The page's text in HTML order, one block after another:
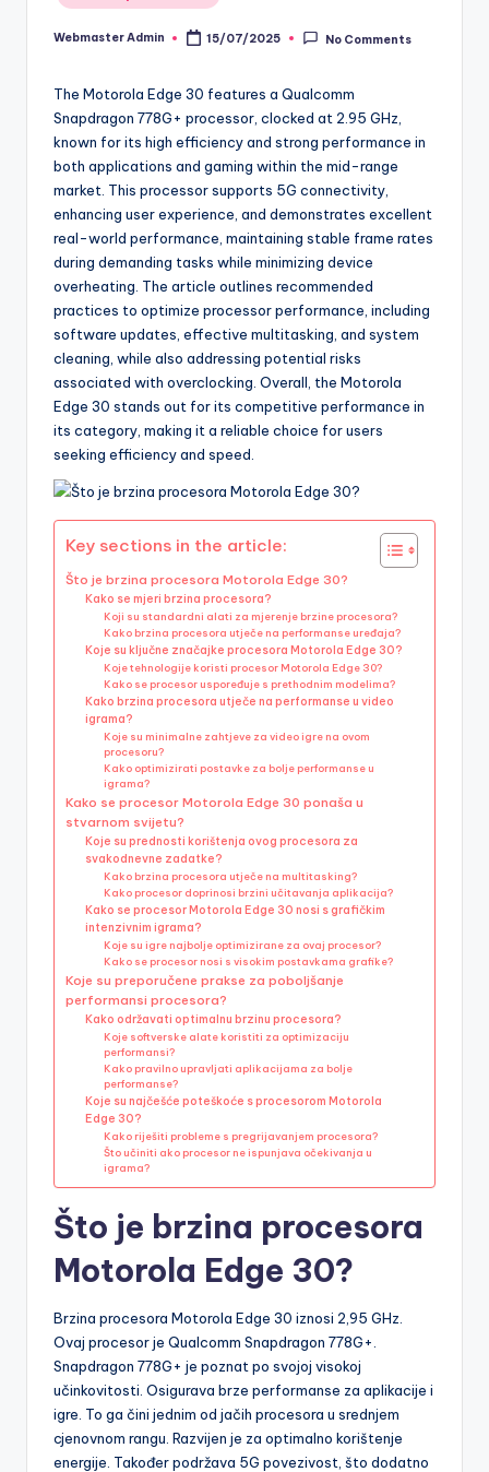
in
Posted
Webmaster Admin 15/07/2025 No Comments
The Motorola Edge 30 features a Qualcomm
Snapdragon 778G+ processor, clocked at 2.95 GHz,
known for its high efficiency and strong performance in
both applications and gaming within the mid-range
market. This processor supports 5G connectivity,
enhancing user experience, and demonstrates excellent
real-world performance, maintaining stable frame rates
during demanding tasks while minimizing device
overheating. The article outlines recommended
practices to optimize processor performance, including
software updates, effective multitasking, and system
cleaning, while also addressing potential risks
associated with overclocking. Overall, the Motorola
Edge 30 stands out for its competitive performance in
its category, making it a reliable choice for users
seeking efficiency and speed.
Key sections in the article:
Što je brzina procesora Motorola Edge 30?
Kako se mjeri brzina procesora?
Koji su standardni alati za mjerenje brzine procesora?
Kako brzina procesora utječe na performanse uređaja?
Koje su ključne značajke procesora Motorola Edge 30?
Koje tehnologije koristi procesor Motorola Edge 30?
Kako se procesor uspoređuje s prethodnim modelima?
Kako brzina procesora utječe na performanse u video
igrama?
Koje su minimalne zahtjeve za video igre na ovom
procesoru?
Kako optimizirati postavke za bolje performanse u
igrama?
Kako se procesor Motorola Edge 30 ponaša u
stvarnom svijetu?
Koje su prednosti korištenja ovog procesora za
svakodnevne zadatke?
Kako brzina procesora utječe na multitasking?
Kako procesor doprinosi brzini učitavanja aplikacija?
Kako se procesor Motorola Edge 30 nosi s grafičkim
intenzivnim igrama?
Koje su igre najbolje optimizirane za ovaj procesor?
Kako se procesor nosi s visokim postavkama grafike?
Koje su preporučene prakse za poboljšanje
performansi procesora?
Kako održavati optimalnu brzinu procesora?
Koje softverske alate koristiti za optimizaciju
performansi?
Kako pravilno upravljati aplikacijama za bolje
performanse?
Koje su najčešće poteškoće s procesorom Motorola
Edge 30?
Kako riješiti probleme s pregrijavanjem procesora?
Što učiniti ako procesor ne ispunjava očekivanja u
igrama?
Što je brzina procesora
Motorola Edge 30?
Brzina procesora Motorola Edge 30 iznosi 2,95 GHz.
Ovaj procesor je Qualcomm Snapdragon 778G+.
Snapdragon 778G+ je poznat po svojoj visokoj
učinkovitosti. Osigurava brze performanse za aplikacije i
igre. To ga čini jednim od jačih procesora u srednjem
cjenovnom rangu. Razvijen je za optimalno korištenje
energije. Također podržava 5G povezivost, što dodatno